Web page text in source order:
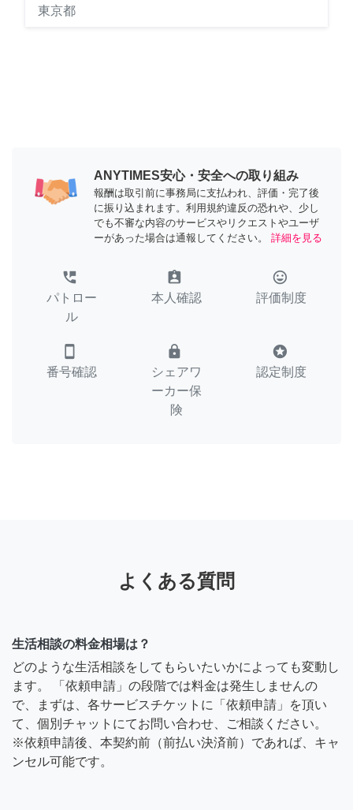
東京都
ANYTIMES安心・安全への取り組み
報酬は取引前に事務局に支払われ、評価・完了後
に振り込まれます。利用規約違反の恐れや、少し
でも不審な内容のサービスやリクエストやユーザ
ーがあった場合は通報してください。
詳細を見る
perm_phone_msg
パトロー
ル
assignment_ind
本人確認
tag_faces
評価制度
smartphone
番号確認
lock
シェアワ
ーカー保
険
stars
認定制度
よくある質問
生活相談の料金相場は？
どのような生活相談をしてもらいたいかによっても変動し
ます。 「依頼申請」の段階では料金は発生しませんの
で、まずは、各サービスチケットに「依頼申請」を頂い
て、個別チャットにてお問い合わせ、ご相談ください。
※依頼申請後、本契約前（前払い決済前）であれば、キャ
ンセル可能です。